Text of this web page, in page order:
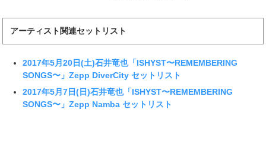
アーティスト関連セットリスト
2017年5月20日(土)石井竜也「ISHYST〜REMEMBERING
SONGS〜」Zepp DiverCity セットリスト
2017年5月7日(日)石井竜也「ISHYST〜REMEMBERING
SONGS〜」Zepp Namba セットリスト